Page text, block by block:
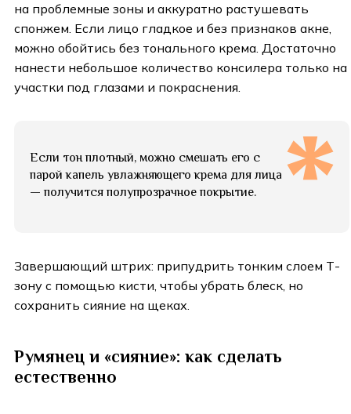
на проблемные зоны и аккуратно растушевать
спонжем. Если лицо гладкое и без признаков акне,
можно обойтись без тонального крема. Достаточно
нанести небольшое количество консилера только на
участки под глазами и покраснения.
Если тон плотный, можно смешать его с
парой капель увлажняющего крема для лица
— получится полупрозрачное покрытие.
Завершающий штрих: припудрить тонким слоем Т-
зону с помощью кисти, чтобы убрать блеск, но
сохранить сияние на щеках.
Румянец и «сияние»: как сделать
естественно